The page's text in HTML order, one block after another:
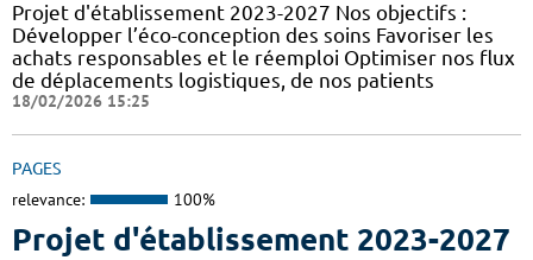
Projet d'établissement 2023-2027 Nos objectifs :
Développer l’éco-conception des soins Favoriser les
achats responsables et le réemploi Optimiser nos flux
de déplacements logistiques, de nos patients
18/02/2026 15:25
PAGES
relevance: 100%
Projet d'établissement 2023-2027